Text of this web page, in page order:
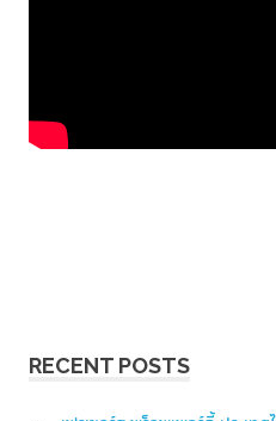
RECENT POSTS